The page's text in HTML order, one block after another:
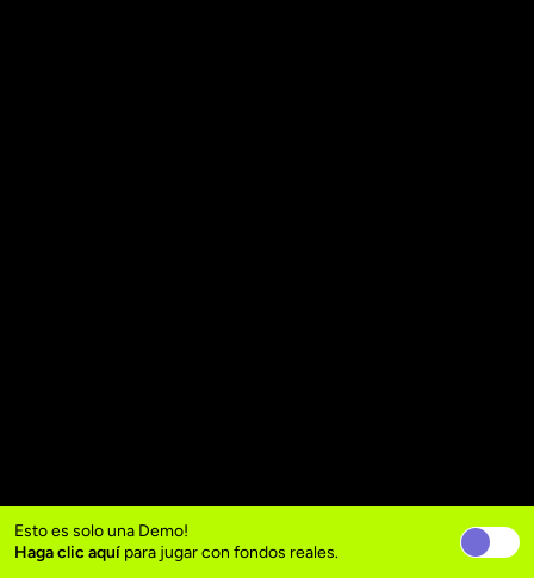
Esto es solo una Demo!
Haga clic aquí para jugar con fondos reales.